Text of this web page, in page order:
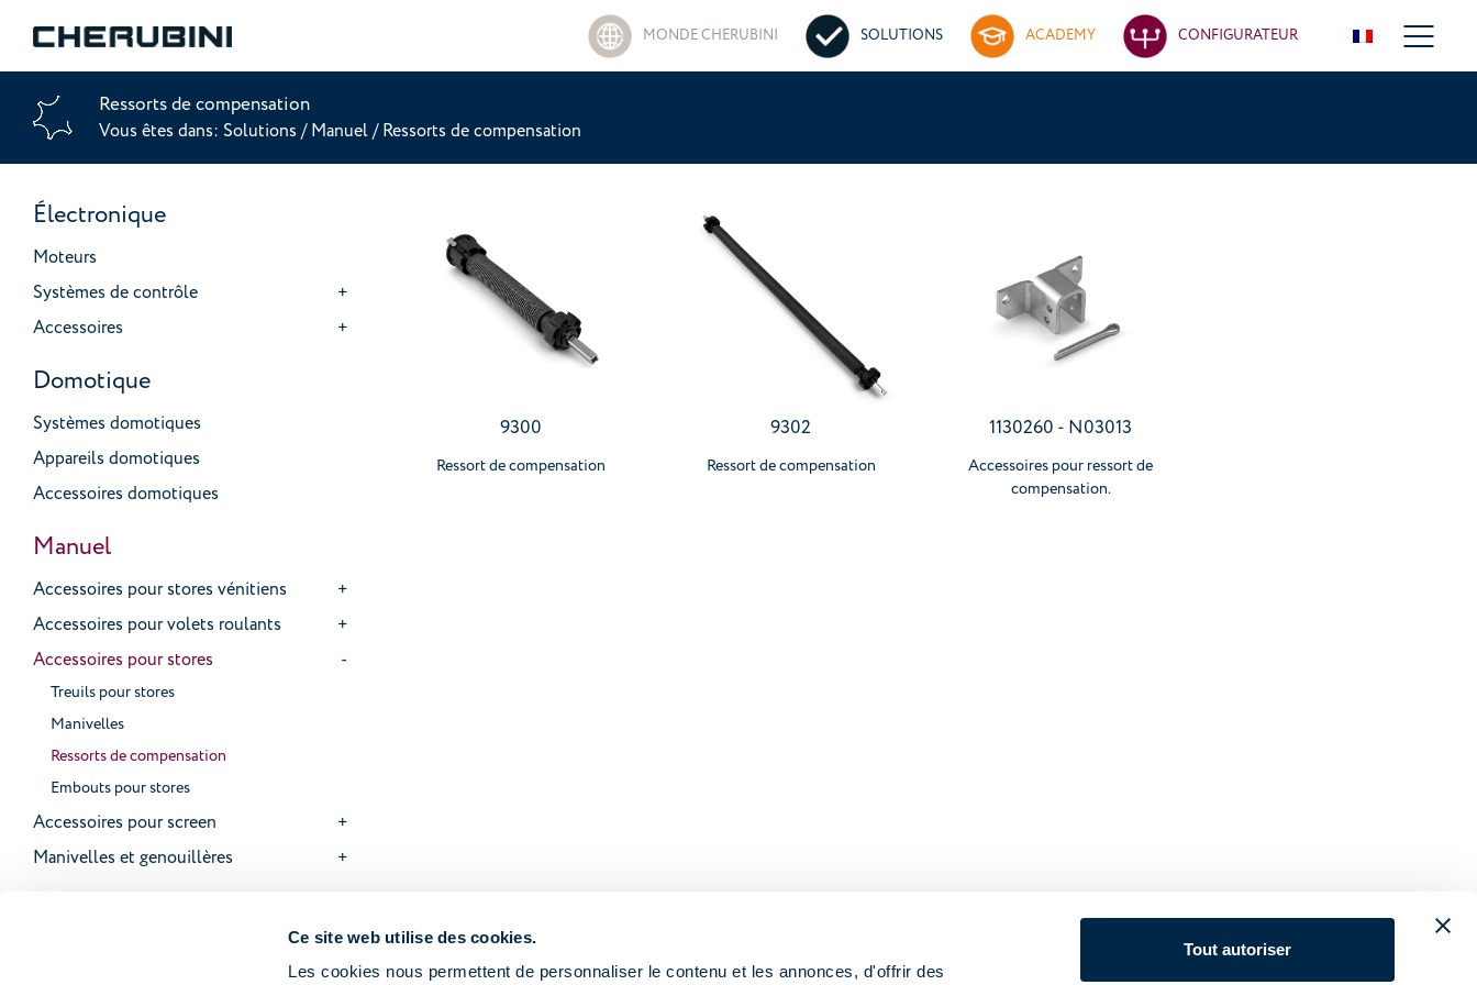
Ce site web utilise des cookies.
Les cookies nous permettent de personnaliser le contenu et les annonces, d'offrir des
Tout autoriser
MONDE CHERUBINI SOLUTIONS ACADEMY CONFIGURATEUR
Ressorts de compensation
Vous êtes dans: Solutions/ Manuel/ Ressorts de compensation
Électronique
Moteurs
Systèmes de contrôle
Accessoires
Domotique
Systèmes domotiques
Appareils domotiques
Accessoires domotiques
Manuel
Accessoires pour stores vénitiens
Accessoires pour volets roulants
Accessoires pour stores
Treuils pour stores
Manivelles
Ressorts de compensation
Embouts pour stores
Accessoires pour screen
Manivelles et genouillères
9300
Ressort de compensation
9302
Ressort de compensation
1130260 - N03013
Accessoires pour ressort de
compensation.